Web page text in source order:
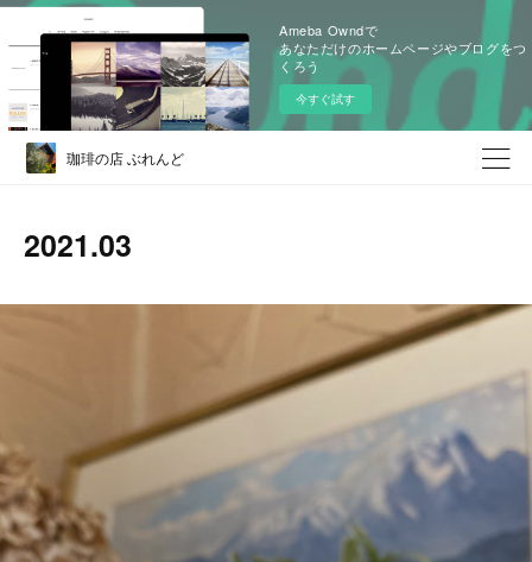
Ameba Owndで
あなただけのホームページやブログをつ
くろう
今すぐ試す
珈琲の店 ぶれんど
2021.03